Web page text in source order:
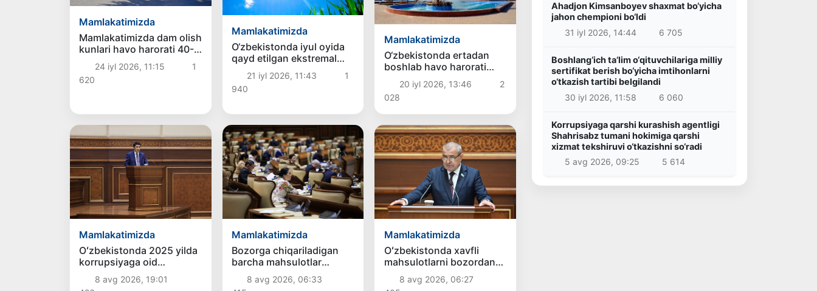
Mamlakatimizda
Mamlakatimizda dam olish
kunlari havo harorati 40-
42 darajagacha ko‘tariladi
24 iyl 2026, 11:15
1
620
Mamlakatimizda
O‘zbekistonda iyul oyida
qayd etilgan ekstremal
issiqlik va harorat
rekordlarining sababi
nima?
21 iyl 2026, 11:43
1
940
Mamlakatimizda
O‘zbekistonda ertadan
boshlab havo harorati
pasayishi kutilmoqda
20 iyl 2026, 13:46
2
028
Mamlakatimizda
Oʻzbekistonda 2025 yilda
korrupsiyaga oid
jinoyatlar boʻyicha 7 517
nafar shaxs javobgarlikka
8 avg 2026, 19:01
Mamlakatimizda
Bozorga chiqariladigan
barcha mahsulotlar
xavfsiz boʻlishi shart
8 avg 2026, 06:33
Mamlakatimizda
Oʻzbekistonda xavfli
mahsulotlarni bozordan
chiqarib olishning
huquqiy mexanizmi
8 avg 2026, 06:27
Ahadjon Kimsanboyev shaxmat bo‘yicha
jahon chempioni bo‘ldi
31 iyl 2026, 14:44
6 705
Boshlang‘ich ta’lim o‘qituvchilariga milliy
sertifikat berish bo‘yicha imtihonlarni
o‘tkazish tartibi belgilandi
30 iyl 2026, 11:58
6 060
Korrupsiyaga qarshi kurashish agentligi
Shahrisabz tumani hokimiga qarshi
xizmat tekshiruvi o‘tkazishni so‘radi
5 avg 2026, 09:25
5 614